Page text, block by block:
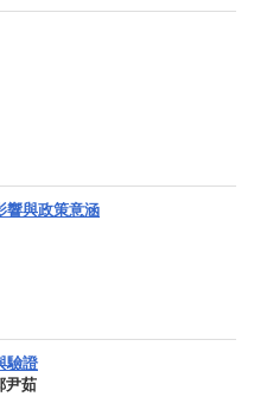
響與政策意涵
驗證
尹茹